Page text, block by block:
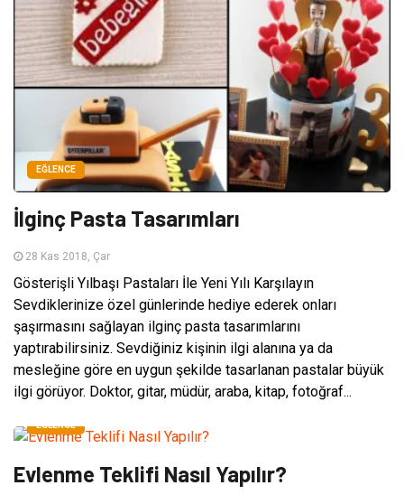
EĞLENCE
İlginç Pasta Tasarımları
28 Kas 2018, Çar
Gösterişli Yılbaşı Pastaları İle Yeni Yılı Karşılayın
Sevdiklerinize özel günlerinde hediye ederek onları
şaşırmasını sağlayan ilginç pasta tasarımlarını
yaptırabilirsiniz. Sevdiğiniz kişinin ilgi alanına ya da
mesleğine göre en uygun şekilde tasarlanan pastalar büyük
ilgi görüyor. Doktor, gitar, müdür, araba, kitap, fotoğraf...
EĞLENCE
Evlenme Teklifi Nasıl Yapılır?